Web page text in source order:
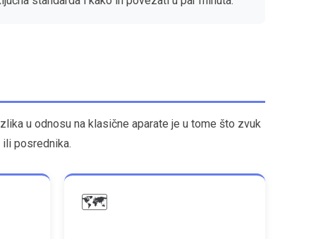
u odnosu na klasične aparate je u tome što zvuk
posrednika.
🗺️